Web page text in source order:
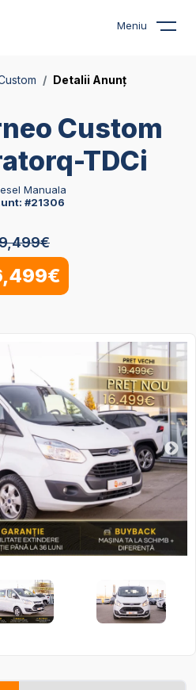
Meniu
Detalii Anunț
Custom
TDCi
Manuala
#21306